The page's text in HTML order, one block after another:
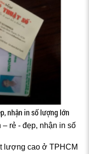
nhận in số lượng lớn
rẻ - đẹp, nhận in số
lượng cao ở TPHCM